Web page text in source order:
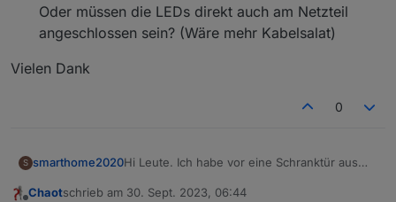
Oder müssen die LEDs direkt auch am Netzteil
angeschlossen sein? (Wäre mehr Kabelsalat)
Vielen Dank
0
S smarthome2020Hi Leute. Ich habe vor eine Schranktür aus
Insgesamt sollen 180 LEDs eingesetzt
kann ich überhaupt 2 parrallele Streifen
Chaotschrieb am 30. Sept. 2023, 06:44